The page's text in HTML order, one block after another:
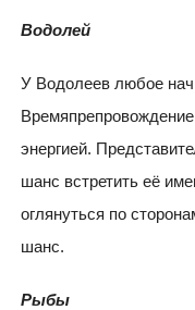
Водолей
У Водолеев любое
энергией.
шанс встретить её
оглянуться по
шанс.
Рыбы